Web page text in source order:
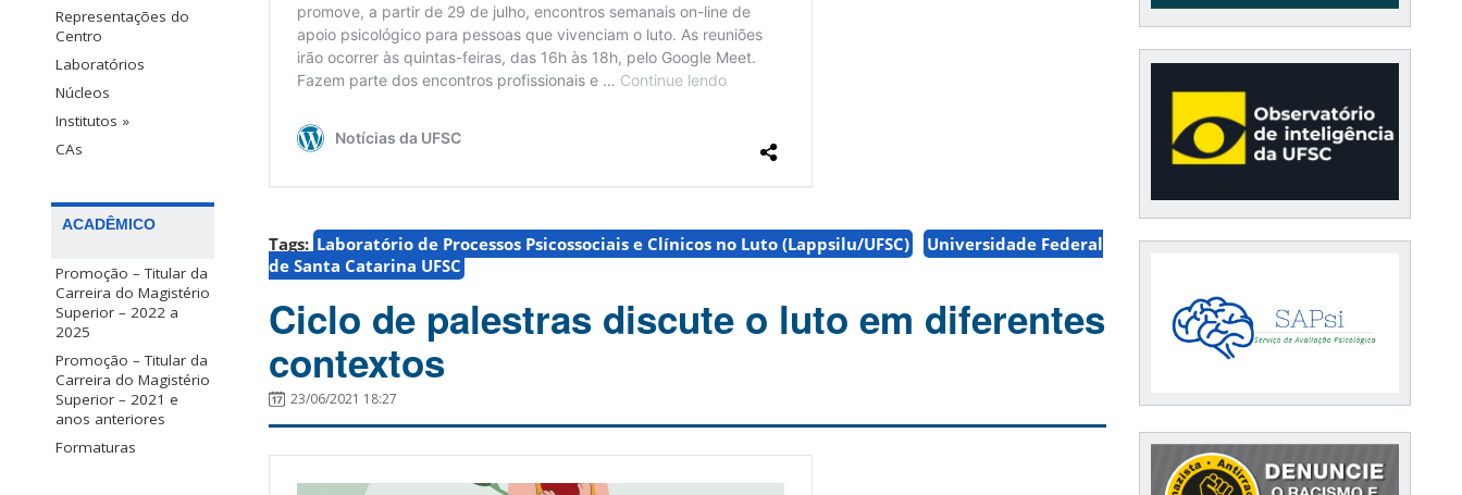
Representações do
Centro
Laboratórios
Núcleos
Institutos »
CAs
ACADÊMICO
Promoção – Titular da
Carreira do Magistério
Superior – 2022 a
2025
Promoção – Titular da
Carreira do Magistério
Superior – 2021 e
anos anteriores
Formaturas
Tags: Laboratório de Processos Psicossociais e Clínicos no Luto (Lappsilu/UFSC)
Universidade Federal
de Santa Catarina UFSC
Ciclo de palestras discute o luto em diferentes
contextos
23/06/2021 18:27